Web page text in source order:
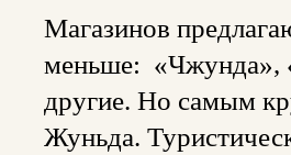
Магазинов
меньше: «Чжунда»,
другие. Но самым
Жуньда.